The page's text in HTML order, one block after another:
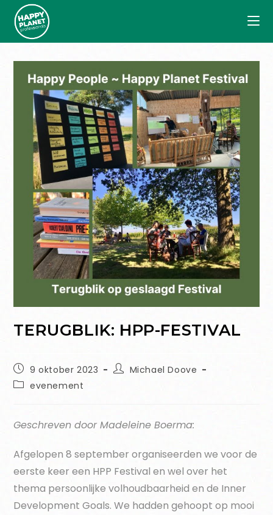
TERUGBLIK: HPP-FESTIVAL
9 oktober 2023
Michael Doove
evenement
Geschreven door Madeleine Boerma:
Afgelopen 8 september organiseerden we voor de
eerste keer een HPP Festival en wel over het
thema persoonlijke volhoudbaarheid en de Inner
Development Goals. We hadden gehoopt op mooi